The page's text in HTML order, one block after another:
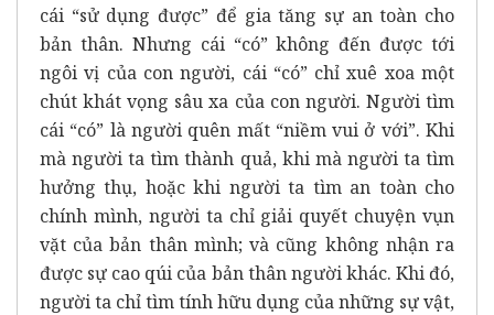
cái “sử dụng được” để gia tăng sự an toàn cho
bản thân. Nhưng cái “có” không đến được tới
ngôi vị của con người, cái “có” chỉ xuê xoa một
chút khát vọng sâu xa của con người. Người tìm
cái “có” là người quên mất “niềm vui ở với”. Khi
mà người ta tìm thành quả, khi mà người ta tìm
hưởng thụ, hoặc khi người ta tìm an toàn cho
chính mình, người ta chỉ giải quyết chuyện vụn
vặt của bản thân mình; và cũng không nhận ra
được sự cao qúi của bản thân người khác. Khi đó,
người ta chỉ tìm tính hữu dụng của những sự vật,